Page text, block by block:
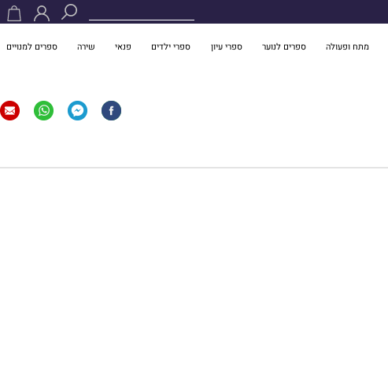
מתח ופעולה ספרים לנוער ספרי עיון ספרי ילדים פנאי שירה ספרים למנויים